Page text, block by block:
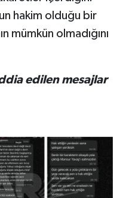
hakim olduğu bir
mümkün olmadığını
edilen mesajlar